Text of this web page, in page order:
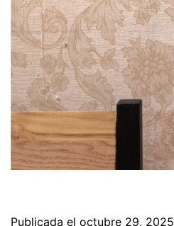
Publicada el octubre 29, 2025